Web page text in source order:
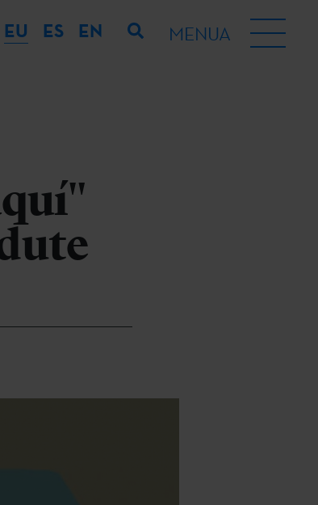
EU ES EN MENUA